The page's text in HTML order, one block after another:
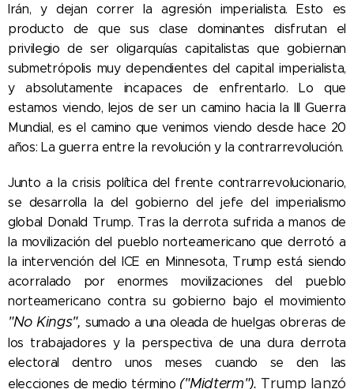
Irán, y dejan correr la agresión imperialista. Esto es
producto de que sus clase dominantes disfrutan el
privilegio de ser oligarquías capitalistas que gobiernan
submetrópolis muy dependientes del capital imperialista,
y absolutamente incapaces de enfrentarlo. Lo que
estamos viendo, lejos de ser un camino hacia la III Guerra
Mundial, es el camino que venimos viendo desde hace 20
años: La guerra entre la revolución y la contrarrevolución.
Junto a la crisis política del frente contrarrevolucionario,
se desarrolla la del gobierno del jefe del imperialismo
global Donald Trump. Tras la derrota sufrida a manos de
la movilización del pueblo norteamericano que derrotó a
la intervención del ICE en Minnesota, Trump está siendo
acorralado por enormes movilizaciones del pueblo
norteamericano contra su gobierno bajo el movimiento
"No Kings", sumado a una oleada de huelgas obreras de
los trabajadores y la perspectiva de una dura derrota
electoral dentro unos meses cuando se den las
elecciones de medio término ("Midterm"). Trump lanzó